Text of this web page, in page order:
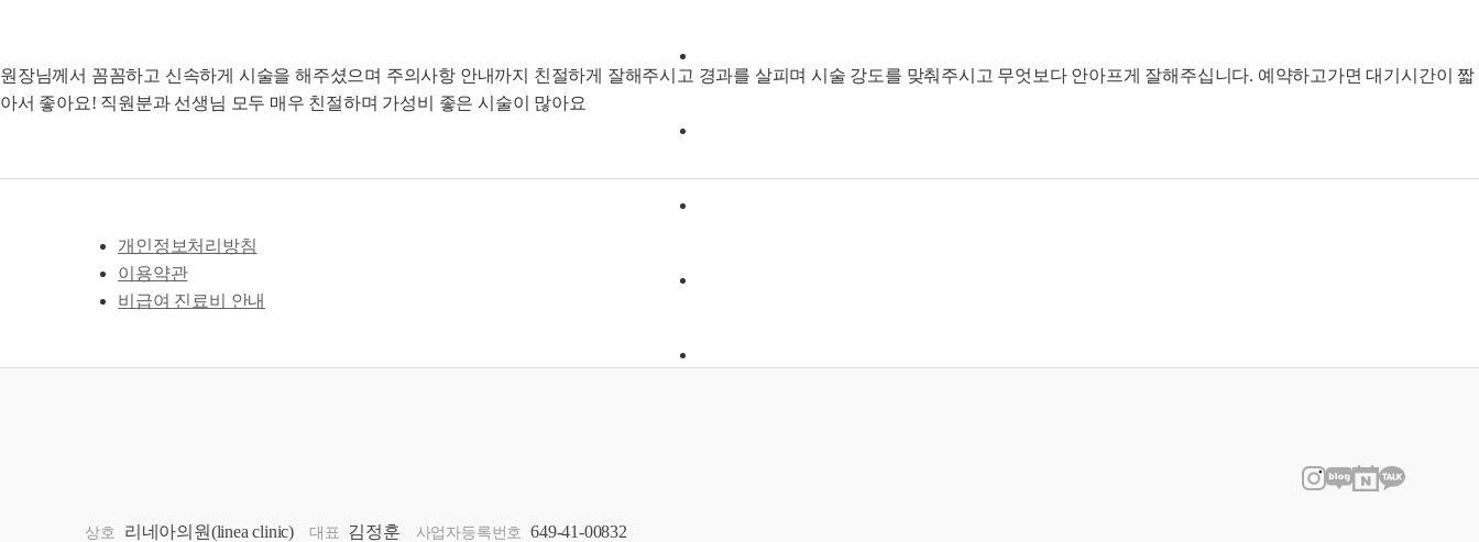
원장님께서 꼼꼼하고 신속하게 시술을 해주셨으며 주의사항 안내까지 친절하게 잘해주시고 경과를 살피며 시술 강도를 맞춰주시고 무엇보다 안아프게 잘해주십니다. 예약하고가면 대기시간이 짧
아서 좋아요! 직원분과 선생님 모두 매우 친절하며 가성비 좋은 시술이 많아요
개인정보처리방침
이용약관
비급여 진료비 안내
상호 리네아의원(linea clinic) 대표 김정훈 사업자등록번호 649-41-00832